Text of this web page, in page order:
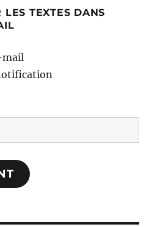
TEXTES DANS
mail